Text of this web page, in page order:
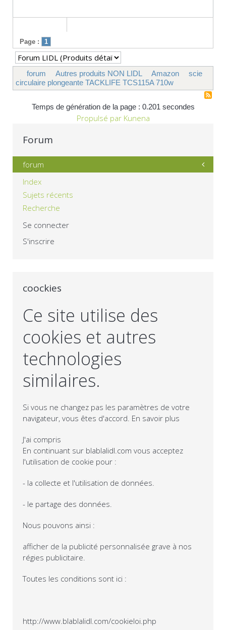
Page : 1
forum Autres produits NON LIDL Amazon
scie
circulaire plongeante TACKLIFE TCS115A 710w
Temps de génération de la page : 0.201 secondes
Propulsé par Kunena
Forum
forum
Index
Sujets récents
Recherche
Se connecter
S'inscrire
coockies
Ce site utilise des
cookies et autres
technologies
similaires.
Si vous ne changez pas les paramètres de votre
navigateur, vous êtes d'accord. En savoir plus
J'ai compris
En continuant sur blablalidl.com vous acceptez
l'utilisation de cookie pour :
- la collecte et l'utilisation de données.
- le partage des données.
Nous pouvons ainsi :
afficher de la publicité personnalisée grave à nos
régies publicitaire.
Toutes les conditions sont ici :
http://www.blablalidl.com/cookieloi.php